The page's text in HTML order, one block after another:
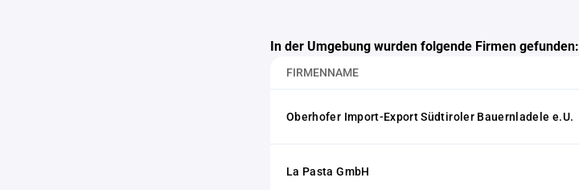
In der Umgebung wurden folgende Firmen gefunden:
FIRMENNAME
Oberhofer Import-Export Südtiroler Bauernladele e.U.
La Pasta GmbH